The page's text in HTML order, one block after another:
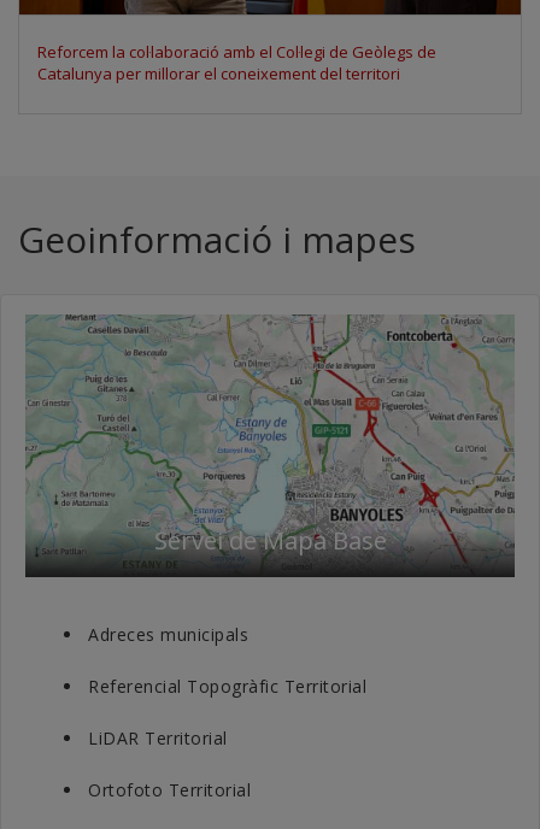
Participem al Space Economy Congress 2026 per debatre els
usos de les dades d'observació de la Terra
Geoinformació i mapes
Servei de Mapa Base
Adreces municipals
Referencial Topogràfic Territorial
LiDAR Territorial
Ortofoto Territorial